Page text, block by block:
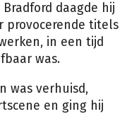
daagde hij
provocerende titels
in een tijd
was.
was verhuisd,
en ging hij